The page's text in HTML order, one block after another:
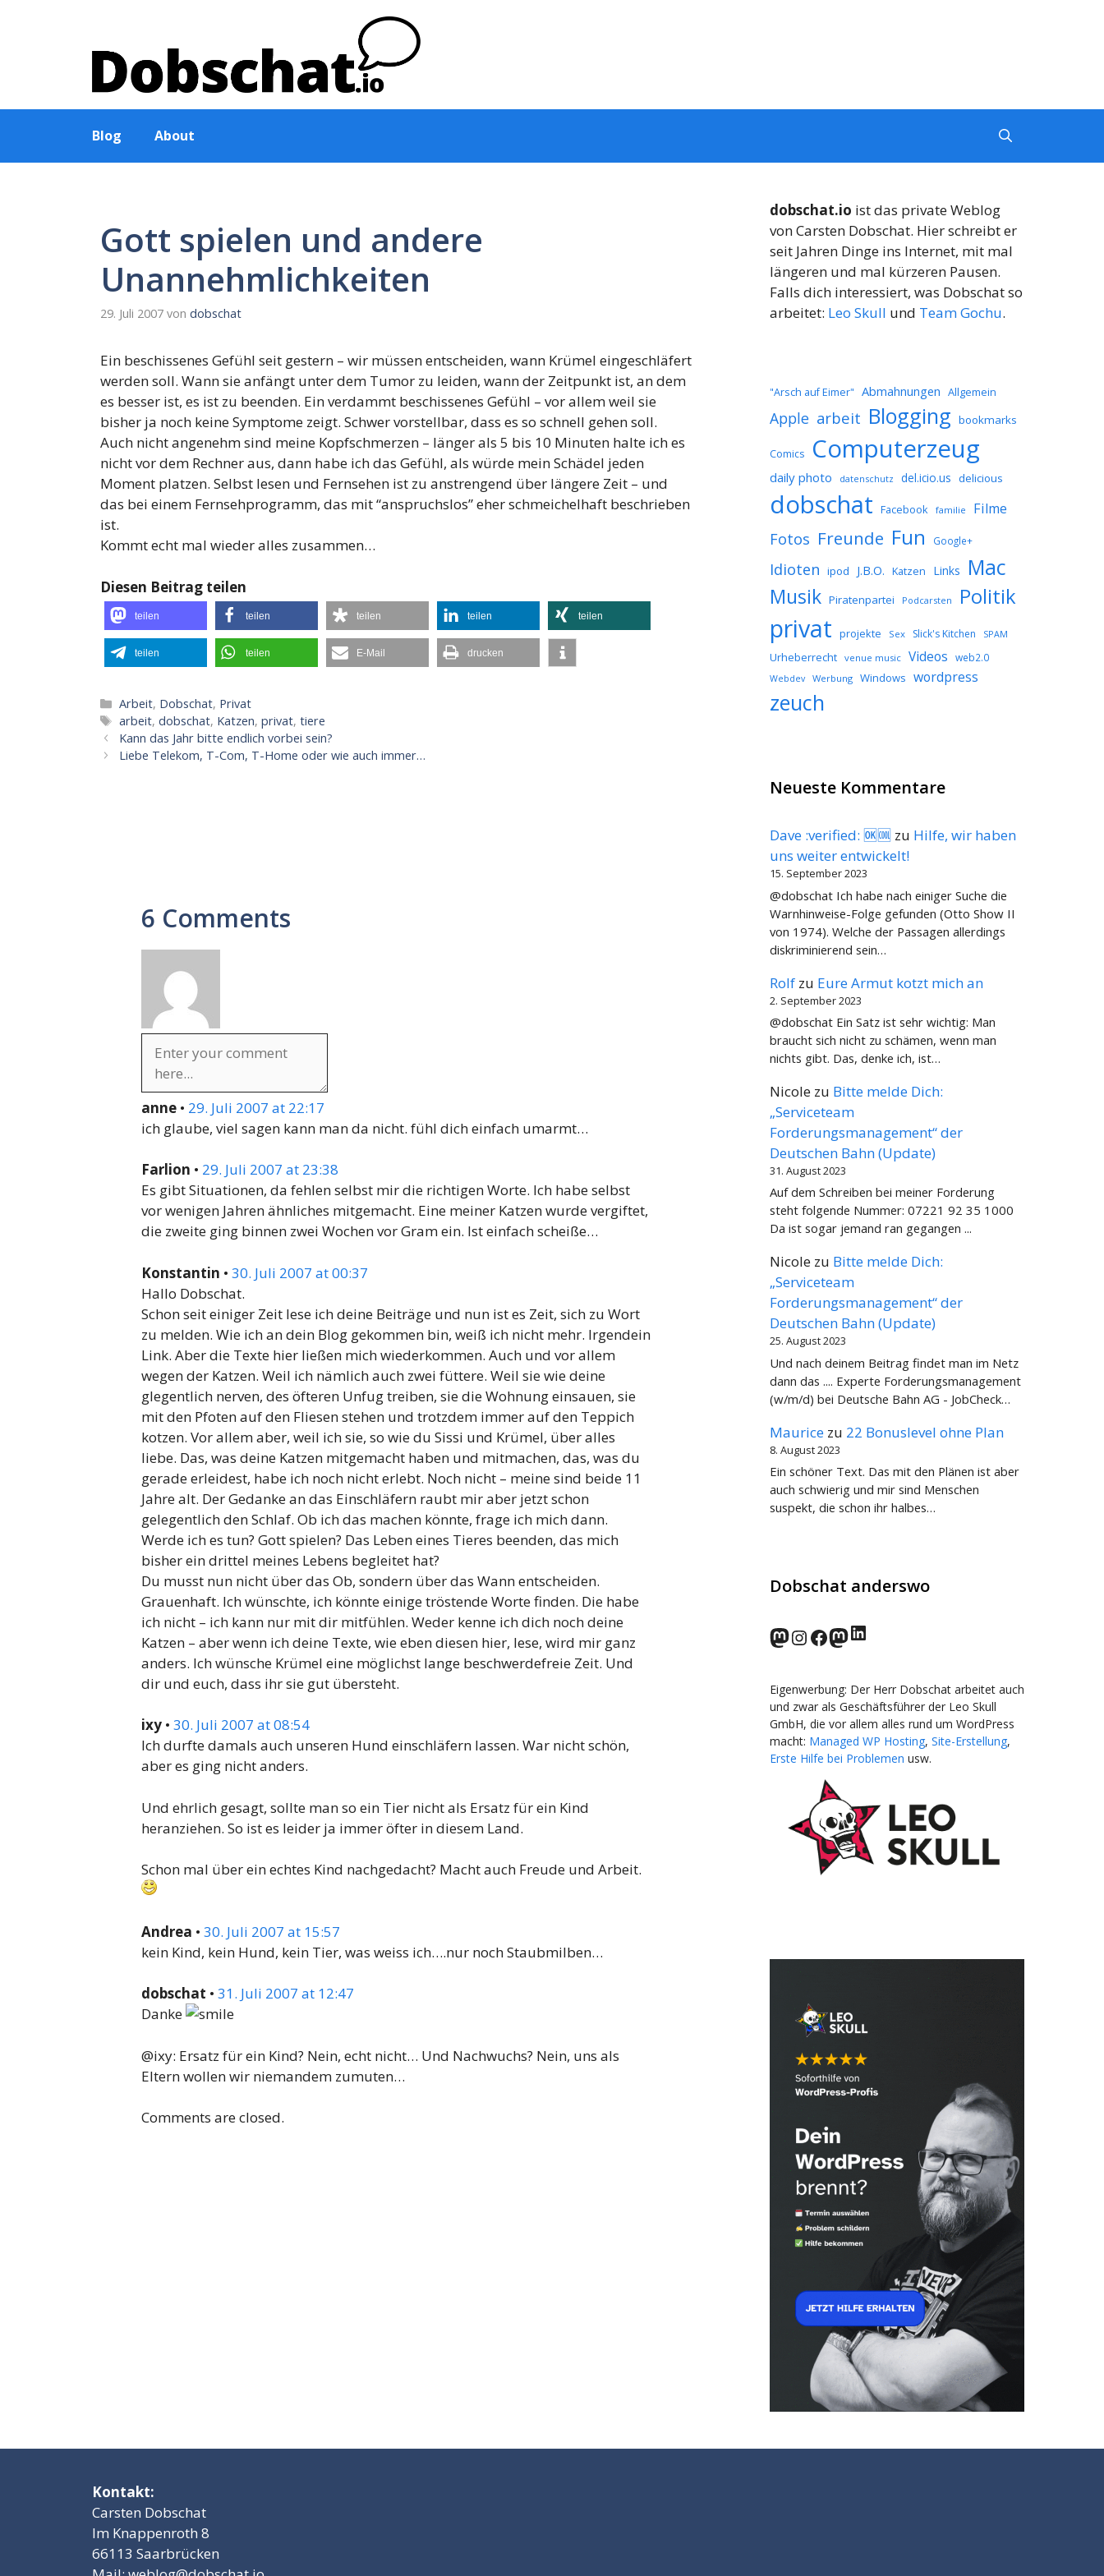
Blog About
Gott spielen und andere
Unannehmlichkeiten
29. Juli 2007 von dobschat
Ein beschissenes Gefühl seit gestern – wir müssen entscheiden, wann Krümel eingeschläfert
werden soll. Wann sie anfängt unter dem Tumor zu leiden, wann der Zeitpunkt ist, an dem
es besser ist, es ist zu beenden. Ein verdammt beschissenes Gefühl – vor allem weil sie
bisher ja noch keine Symptome zeigt. Schwer vorstellbar, dass es so schnell gehen soll.
Auch nicht angenehm sind meine Kopfschmerzen – länger als 5 bis 10 Minuten halte ich es
nicht vor dem Rechner aus, dann habe ich das Gefühl, als würde mein Schädel jeden
Moment platzen. Selbst lesen und Fernsehen ist zu anstrengend über längere Zeit – und
das bei einem Fernsehprogramm, das mit “anspruchslos” eher schmeichelhaft beschrieben
ist.
Kommt echt mal wieder alles zusammen…
Diesen Beitrag teilen
teilen teilen teilen teilen teilen
teilen teilen E-Mail drucken
Kategorien
Arbeit, Dobschat, Privat
Schlagwörter
arbeit,dobschat, Katzen,privat,tiere
Kann das Jahr bitte endlich vorbei sein?
Liebe Telekom, T-Com, T-Home oder wie auch immer…
6 Comments
anne • 29. Juli 2007 at 22:17
ich glaube, viel sagen kann man da nicht. fühl dich einfach umarmt…
Farlion • 29. Juli 2007 at 23:38
Es gibt Situationen, da fehlen selbst mir die richtigen Worte. Ich habe selbst
vor wenigen Jahren ähnliches mitgemacht. Eine meiner Katzen wurde vergiftet,
die zweite ging binnen zwei Wochen vor Gram ein. Ist einfach scheiße…
Konstantin • 30. Juli 2007 at 00:37
Hallo Dobschat.
Schon seit einiger Zeit lese ich deine Beiträge und nun ist es Zeit, sich zu Wort
zu melden. Wie ich an dein Blog gekommen bin, weiß ich nicht mehr. Irgendein
Link. Aber die Texte hier ließen mich wiederkommen. Auch und vor allem
wegen der Katzen. Weil ich nämlich auch zwei füttere. Weil sie wie deine
glegentlich nerven, des öfteren Unfug treiben, sie die Wohnung einsauen, sie
mit den Pfoten auf den Fliesen stehen und trotzdem immer auf den Teppich
kotzen. Vor allem aber, weil ich sie, so wie du Sissi und Krümel, über alles
liebe. Das, was deine Katzen mitgemacht haben und mitmachen, das, was du
gerade erleidest, habe ich noch nicht erlebt. Noch nicht – meine sind beide 11
Jahre alt. Der Gedanke an das Einschläfern raubt mir aber jetzt schon
gelegentlich den Schlaf. Ob ich das machen könnte, frage ich mich dann.
Werde ich es tun? Gott spielen? Das Leben eines Tieres beenden, das mich
bisher ein drittel meines Lebens begleitet hat?
Du musst nun nicht über das Ob, sondern über das Wann entscheiden.
Grauenhaft. Ich wünschte, ich könnte einige tröstende Worte finden. Die habe
ich nicht – ich kann nur mit dir mitfühlen. Weder kenne ich dich noch deine
Katzen – aber wenn ich deine Texte, wie eben diesen hier, lese, wird mir ganz
anders. Ich wünsche Krümel eine möglichst lange beschwerdefreie Zeit. Und
dir und euch, dass ihr sie gut übersteht.
ixy • 30. Juli 2007 at 08:54
Ich durfte damals auch unseren Hund einschläfern lassen. War nicht schön,
aber es ging nicht anders.
Und ehrlich gesagt, sollte man so ein Tier nicht als Ersatz für ein Kind
heranziehen. So ist es leider ja immer öfter in diesem Land.
Schon mal über ein echtes Kind nachgedacht? Macht auch Freude und Arbeit.
Andrea • 30. Juli 2007 at 15:57
kein Kind, kein Hund, kein Tier, was weiss ich….nur noch Staubmilben…
dobschat • 31. Juli 2007 at 12:47
Danke
@ixy: Ersatz für ein Kind? Nein, echt nicht… Und Nachwuchs? Nein, uns als
Eltern wollen wir niemandem zumuten…
Comments are closed.
dobschat.io ist das private Weblog
von Carsten Dobschat. Hier schreibt er
seit Jahren Dinge ins Internet, mit mal
längeren und mal kürzeren Pausen.
Falls dich interessiert, was Dobschat so
arbeitet: Leo Skull und Team Gochu.
"Arsch auf Eimer" Abmahnungen Allgemein
Apple arbeit Blogging bookmarks
Comics Computerzeug
daily photo datenschutz del.icio.us delicious
dobschat Facebook familie Filme
Fotos Freunde Fun Google+
Idioten ipod J.B.O. Katzen Links Mac
Musik Piratenpartei Podcarsten Politik
privat projekte Sex Slick's Kitchen SPAM
Urheberrecht venue music Videos web2.0
Webdev Werbung Windows wordpress
zeuch
Neueste Kommentare
Dave :verified: 🆗🆒 zu Hilfe, wir haben
uns weiter entwickelt!
15. September 2023
@dobschat Ich habe nach einiger Suche die
Warnhinweise-Folge gefunden (Otto Show II
von 1974). Welche der Passagen allerdings
diskriminierend sein…
Rolf zu Eure Armut kotzt mich an
2. September 2023
@dobschat Ein Satz ist sehr wichtig: Man
braucht sich nicht zu schämen, wenn man
nichts gibt. Das, denke ich, ist…
Nicole zu Bitte melde Dich:
„Serviceteam
Forderungsmanagement“ der
Deutschen Bahn (Update)
31. August 2023
Auf dem Schreiben bei meiner Forderung
steht folgende Nummer: 07221 92 35 1000
Da ist sogar jemand ran gegangen ...
Nicole zu Bitte melde Dich:
„Serviceteam
Forderungsmanagement“ der
Deutschen Bahn (Update)
25. August 2023
Und nach deinem Beitrag findet man im Netz
dann das .... Experte Forderungsmanagement
(w/m/d) bei Deutsche Bahn AG - JobCheck…
Maurice zu 22 Bonuslevel ohne Plan
8. August 2023
Ein schöner Text. Das mit den Plänen ist aber
auch schwierig und mir sind Menschen
suspekt, die schon ihr halbes…
Dobschat anderswo
norden.social
Instagram
Facebook
wp-punks.social
LinkedIn
Eigenwerbung: Der Herr Dobschat arbeitet auch
und zwar als Geschäftsführer der Leo Skull
GmbH, die vor allem alles rund um WordPress
macht: Managed WP Hosting, Site-Erstellung,
Erste Hilfe bei Problemen usw.
Kontakt:
Carsten Dobschat
Im Knappenroth 8
66113 Saarbrücken